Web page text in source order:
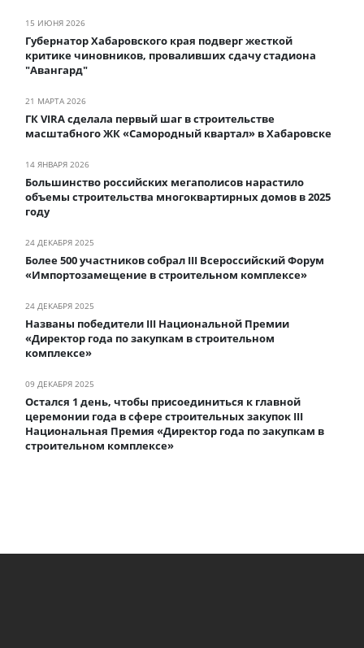
15 ИЮНЯ 2026
Губернатор Хабаровского края подверг жесткой
критике чиновников, проваливших сдачу стадиона
"Авангард"
21 МАРТА 2026
ГК VIRA сделала первый шаг в строительстве
масштабного ЖК «Самородный квартал» в Хабаровске
14 ЯНВАРЯ 2026
Большинство российских мегаполисов нарастило
объемы строительства многоквартирных домов в 2025
году
24 ДЕКАБРЯ 2025
Более 500 участников собрал III Всероссийский Форум
«Импортозамещение в строительном комплексе»
24 ДЕКАБРЯ 2025
Названы победители III Национальной Премии
«Директор года по закупкам в строительном
комплексе»
09 ДЕКАБРЯ 2025
Остался 1 день, чтобы присоединиться к главной
церемонии года в сфере строительных закупок III
Национальная Премия «Директор года по закупкам в
строительном комплексе»